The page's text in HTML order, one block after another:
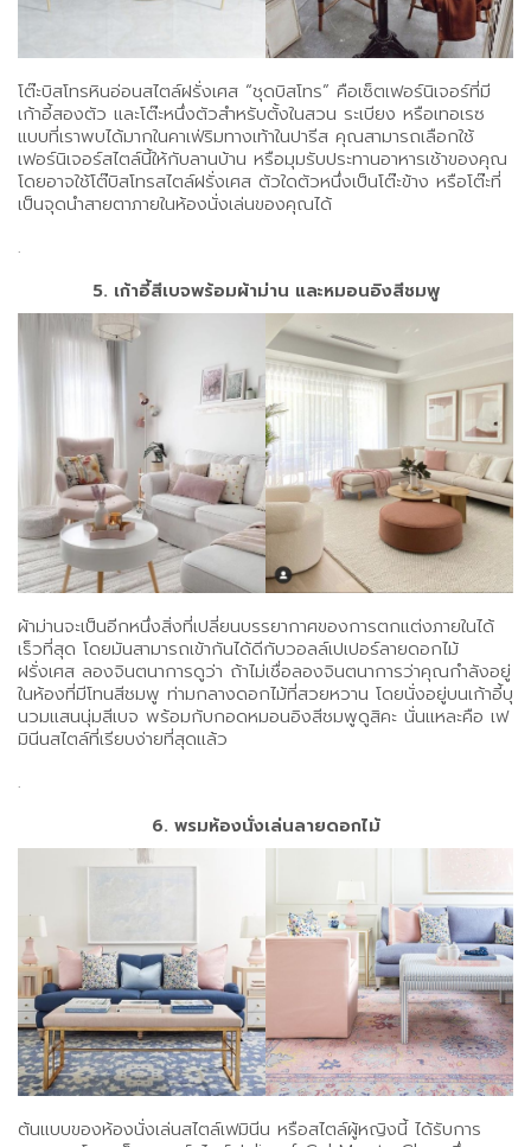
โต๊ะบิสโทรหินอ่อนสไตล์ฝรั่งเศส “ชุดบิสโทร” คือเซ็ตเฟอร์นิเจอร์ที่มี
เก้าอี้สองตัว และโต๊ะหนึ่งตัวสำหรับตั้งในสวน ระเบียง หรือเทอเรซ
แบบที่เราพบได้มากในคาเฟ่ริมทางเท้าในปารีส คุณสามารถเลือกใช้
เฟอร์นิเจอร์สไตล์นี้ให้กับลานบ้าน หรือมุมรับประทานอาหารเช้าของคุณ
โดยอาจใช้โต๊บิสโทรสไตล์ฝรั่งเศส ตัวใดตัวหนึ่งเป็นโต๊ะข้าง หรือโต๊ะที่
เป็นจุดนำสายตาภายในห้องนั่งเล่นของคุณได้
.
5. เก้าอี้สีเบจพร้อมผ้าม่าน และหมอนอิงสีชมพู
ผ้าม่านจะเป็นอีกหนึ่งสิ่งที่เปลี่ยนบรรยากาศของการตกแต่งภายในได้
เร็วที่สุด โดยมันสามารถเข้ากันได้ดีกับวอลล์เปเปอร์ลายดอกไม้
ฝรั่งเศส ลองจินตนาการดูว่า ถ้าไม่เชื่อลองจินตนาการว่าคุณกำลังอยู่
ในห้องที่มีโทนสีชมพู ท่ามกลางดอกไม้ที่สวยหวาน โดยนั่งอยู่บนเก้าอี้บุ
นวมแสนนุ่มสีเบจ พร้อมกับกอดหมอนอิงสีชมพูดูสิคะ นั่นแหละคือ เฟ
มินีนสไตล์ที่เรียบง่ายที่สุดแล้ว
.
6. พรมห้องนั่งเล่นลายดอกไม้
ต้นแบบของห้องนั่งเล่นสไตล์เฟมินีน หรือสไตล์ผู้หญิงนี้ ได้รับการ